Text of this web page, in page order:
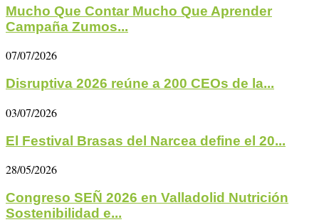
Mucho Que Contar Mucho Que Aprender
Campaña Zumos...
07/07/2026
Disruptiva 2026 reúne a 200 CEOs de la...
03/07/2026
El Festival Brasas del Narcea define el 20...
28/05/2026
Congreso SEÑ 2026 en Valladolid Nutrición
Sostenibilidad e...